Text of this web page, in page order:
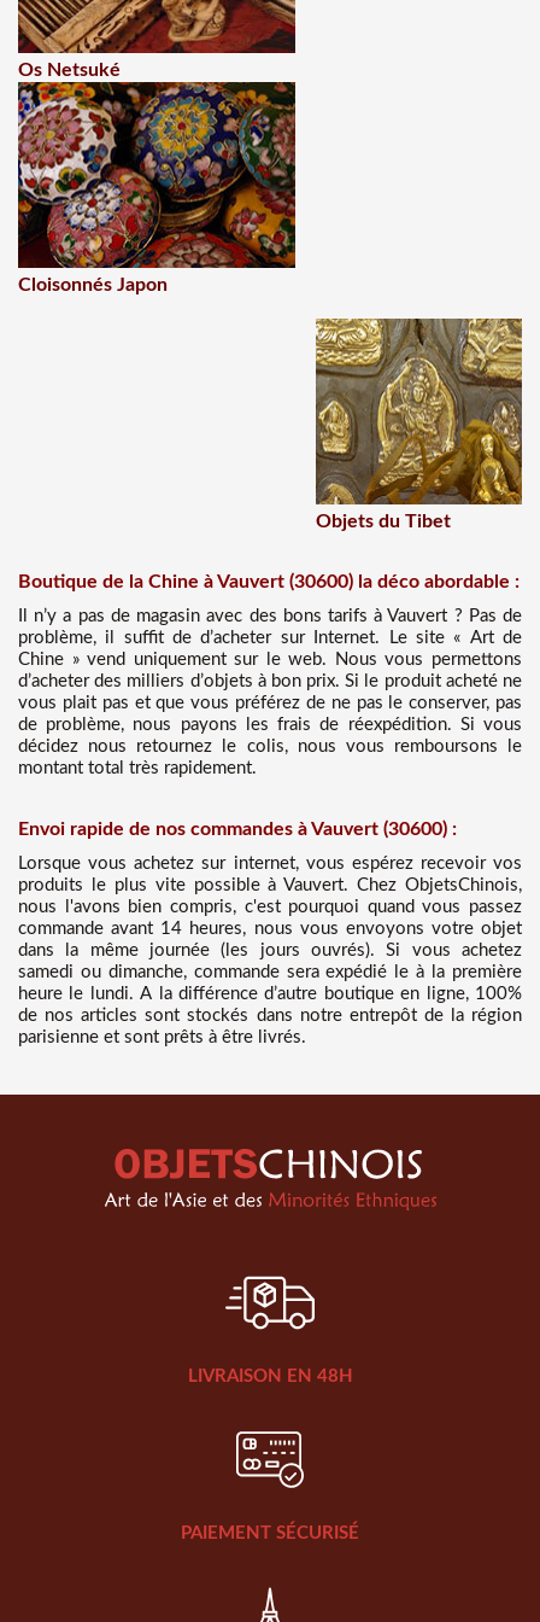
Os Netsuké
Cloisonnés Japon
Objets du Tibet
Boutique de la Chine à Vauvert (30600) la déco abordable :
Il n’y a pas de magasin avec des bons tarifs à Vauvert ? Pas de
problème, il suffit de d’acheter sur Internet. Le site « Art de
Chine » vend uniquement sur le web. Nous vous permettons
d’acheter des milliers d’objets à bon prix. Si le produit acheté ne
vous plait pas et que vous préférez de ne pas le conserver, pas
de problème, nous payons les frais de réexpédition. Si vous
décidez nous retournez le colis, nous vous remboursons le
montant total très rapidement.
Envoi rapide de nos commandes à Vauvert (30600) :
Lorsque vous achetez sur internet, vous espérez recevoir vos
produits le plus vite possible à Vauvert. Chez ObjetsChinois,
nous l'avons bien compris, c'est pourquoi quand vous passez
commande avant 14 heures, nous vous envoyons votre objet
dans la même journée (les jours ouvrés). Si vous achetez
samedi ou dimanche, commande sera expédié le à la première
heure le lundi. A la différence d’autre boutique en ligne, 100%
de nos articles sont stockés dans notre entrepôt de la région
parisienne et sont prêts à être livrés.
LIVRAISON EN 48H
PAIEMENT SÉCURISÉ